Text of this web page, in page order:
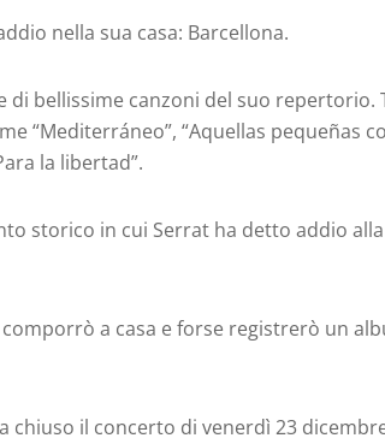
nella sua casa: Barcellona.
di bellissime canzoni del suo repertorio.
“Mediterráneo”, “Aquellas pequeñas
la libertad”.
storico in cui Serrat ha detto addio
a casa e forse registrerò un
chiuso il concerto di venerdì 23